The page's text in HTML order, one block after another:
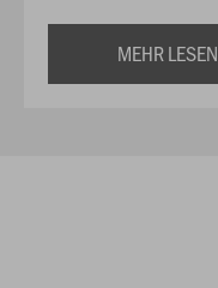
MEHR LESEN